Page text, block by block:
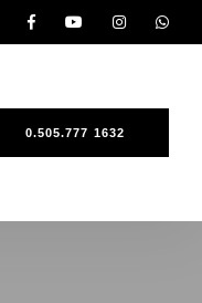
0.505.777 1632